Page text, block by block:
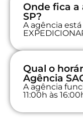
Onde fica a
SP?
A agência
Qual o
Agência
A agência
11:00h às